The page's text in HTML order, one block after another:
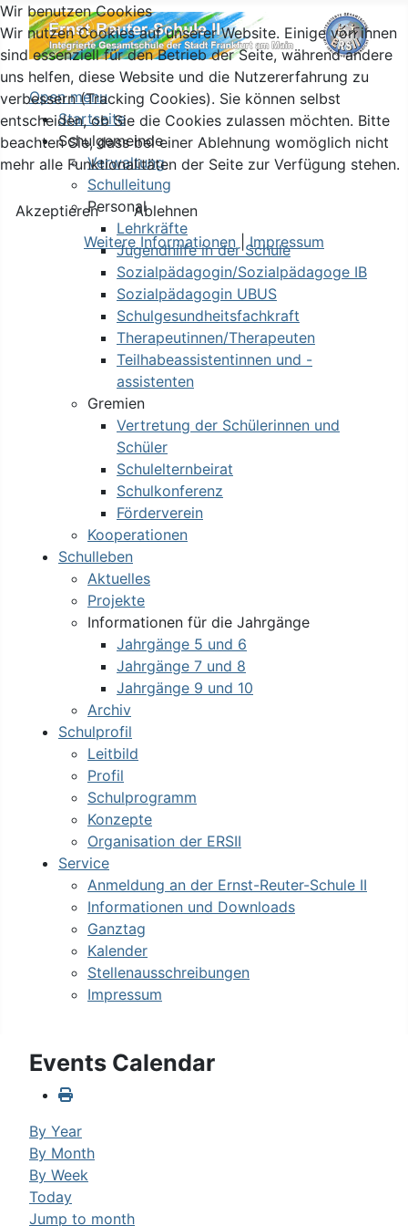
Open menu
Startseite
Schulgemeinde
Verwaltung
Schulleitung
Personal
Lehrkräfte
Jugendhilfe in der Schule
Sozialpädagogin/Sozialpädagoge IB
Sozialpädagogin UBUS
Schulgesundheitsfachkraft
Therapeutinnen/Therapeuten
Teilhabeassistentinnen und -
assistenten
Gremien
Vertretung der Schülerinnen und
Schüler
Schulelternbeirat
Schulkonferenz
Förderverein
Kooperationen
Schulleben
Aktuelles
Projekte
Informationen für die Jahrgänge
Jahrgänge 5 und 6
Jahrgänge 7 und 8
Jahrgänge 9 und 10
Archiv
Schulprofil
Leitbild
Profil
Schulprogramm
Konzepte
Organisation der ERSII
Service
Anmeldung an der Ernst-Reuter-Schule II
Informationen und Downloads
Ganztag
Kalender
Stellenausschreibungen
Impressum
Events Calendar
By Year
By Month
By Week
Today
Jump to month
Wir benutzen Cookies
Wir nutzen Cookies auf unserer Website. Einige von ihnen
sind essenziell für den Betrieb der Seite, während andere
uns helfen, diese Website und die Nutzererfahrung zu
verbessern (Tracking Cookies). Sie können selbst
entscheiden, ob Sie die Cookies zulassen möchten. Bitte
beachten Sie, dass bei einer Ablehnung womöglich nicht
mehr alle Funktionalitäten der Seite zur Verfügung stehen.
Akzeptieren
Ablehnen
Weitere Informationen |Impressum